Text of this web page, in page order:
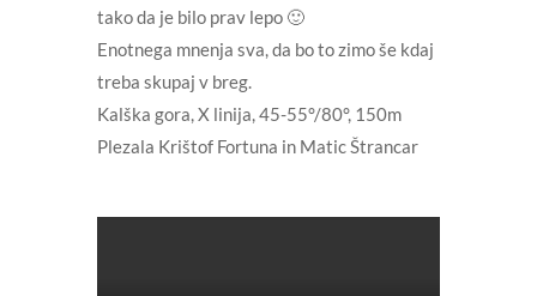
tako da je bilo prav lepo 🙂
Enotnega mnenja sva, da bo to zimo še kdaj
treba skupaj v breg.
Kalška gora, X linija, 45-55°/80°, 150m
Plezala Krištof Fortuna in Matic Štrancar